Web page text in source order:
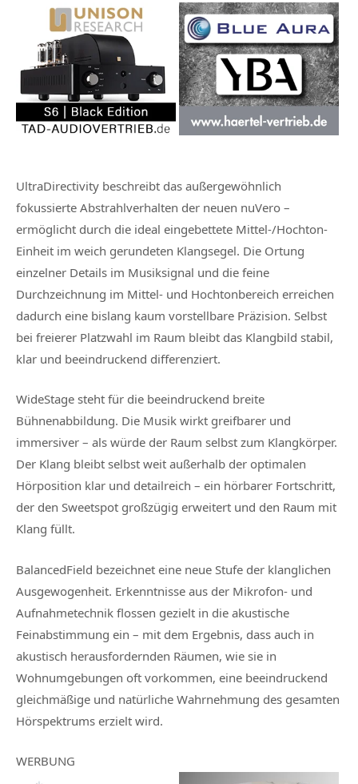
UltraDirectivity beschreibt das außergewöhnlich
fokussierte Abstrahlverhalten der neuen nuVero –
ermöglicht durch die ideal eingebettete Mittel-/Hochton-
Einheit im weich gerundeten Klangsegel. Die Ortung
einzelner Details im Musiksignal und die feine
Durchzeichnung im Mittel- und Hochtonbereich erreichen
dadurch eine bislang kaum vorstellbare Präzision. Selbst
bei freierer Platzwahl im Raum bleibt das Klangbild stabil,
klar und beeindruckend differenziert.
WideStage steht für die beeindruckend breite
Bühnenabbildung. Die Musik wirkt greifbarer und
immersiver – als würde der Raum selbst zum Klangkörper.
Der Klang bleibt selbst weit außerhalb der optimalen
Hörposition klar und detailreich – ein hörbarer Fortschritt,
der den Sweetspot großzügig erweitert und den Raum mit
Klang füllt.
BalancedField bezeichnet eine neue Stufe der klanglichen
Ausgewogenheit. Erkenntnisse aus der Mikrofon- und
Aufnahmetechnik flossen gezielt in die akustische
Feinabstimmung ein – mit dem Ergebnis, dass auch in
akustisch herausfordernden Räumen, wie sie in
Wohnumgebungen oft vorkommen, eine beeindruckend
gleichmäßige und natürliche Wahrnehmung des gesamten
Hörspektrums erzielt wird.
WERBUNG